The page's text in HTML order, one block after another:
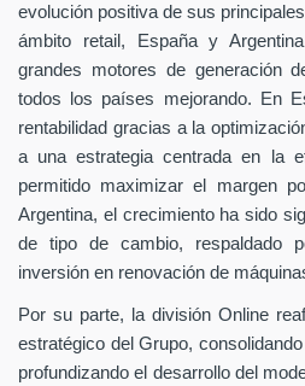
evolución positiva de sus
ámbito retail, España y
grandes motores de generación
todos los países mejorando. En
rentabilidad gracias a la
a una estrategia centrada en la
permitido maximizar el margen
Argentina, el crecimiento ha sido
de tipo de cambio, respaldado
inversión en renovación de
Por su parte, la división Online
estratégico del Grupo,
profundizando el desarrollo del